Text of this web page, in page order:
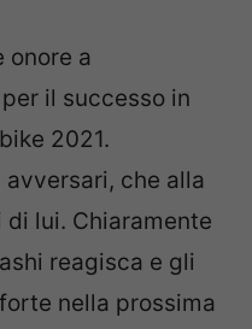
onore a
il successo in
2021.
che alla
lui. Chiaramente
reagisca e gli
nella prossima